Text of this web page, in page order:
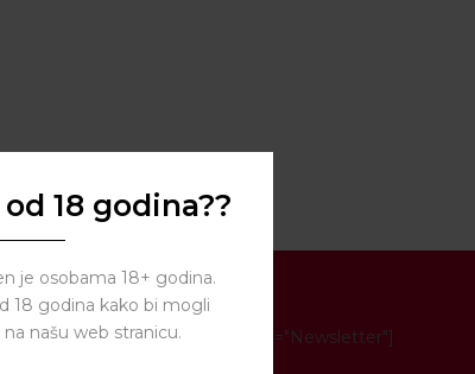
[contact-form-7 id="1287" title="Newsletter"]
18 godina??
je osobama 18+ godina.
18 godina kako bi mogli
našu web stranicu.